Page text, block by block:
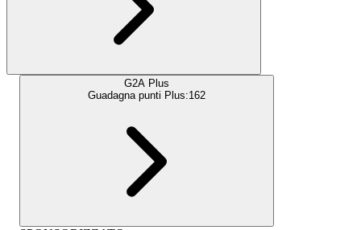
G2A Plus
Guadagna punti Plus:162